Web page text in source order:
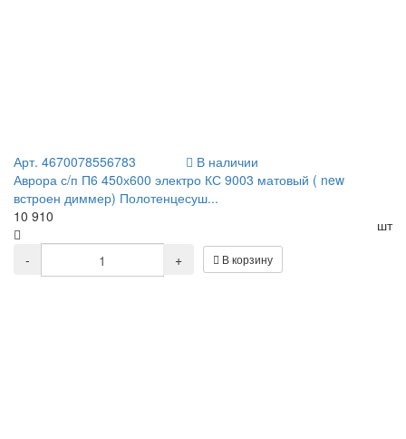
Арт. 4670078556783
В наличии
Аврора с/п П6 450х600 электро КС 9003 матовый ( new
встроен диммер) Полотенцесуш...
10 910
шт
-
+ В корзину